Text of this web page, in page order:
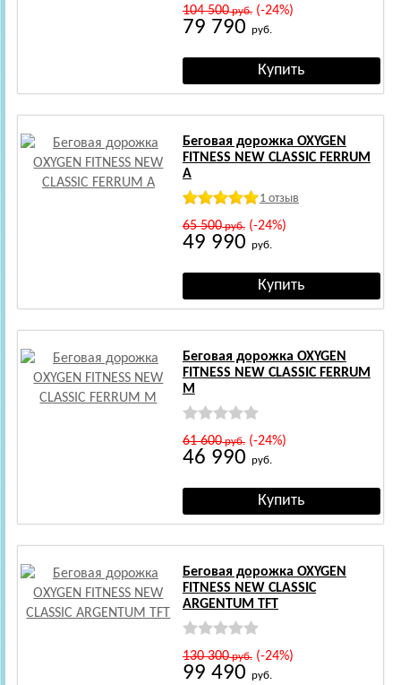
104 500руб.(-24%)
79 790 руб.
Беговая дорожка OXYGEN
FITNESS NEW CLASSIC FERRUM
A
1 отзыв
65 500руб.(-24%)
49 990 руб.
Беговая дорожка OXYGEN
FITNESS NEW CLASSIC FERRUM
M
61 600руб.(-24%)
46 990 руб.
Беговая дорожка OXYGEN
FITNESS NEW CLASSIC
ARGENTUM TFT
130 300руб.(-24%)
99 490 руб.